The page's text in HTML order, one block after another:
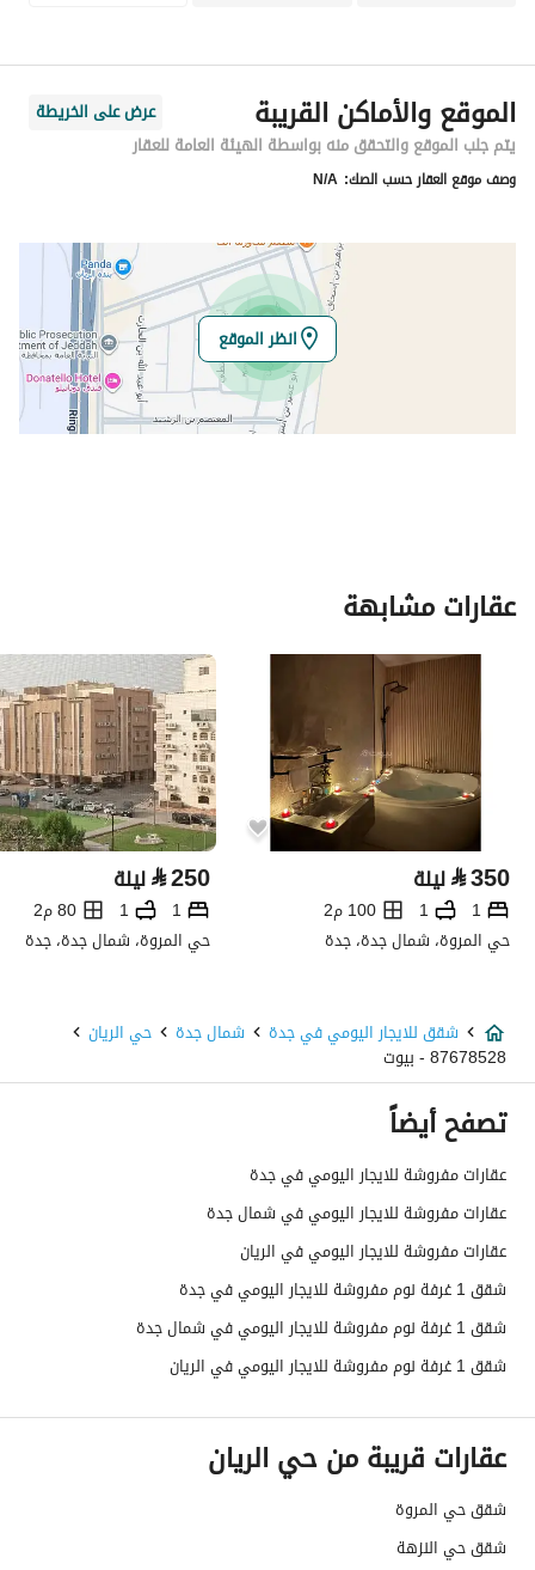
الموقع والأماكن القريبة
عرض على الخريطة
يتم جلب الموقع والتحقق منه بواسطة الهيئة العامة للعقار
وصف موقع العقار حسب الصك: N/A
انظر الموقع
عقارات مشابهة
⃁350 ليلة
1
1
100 م2
حي المروة، شمال جدة، جدة
⃁250 ليلة
1
1
80 م2
حي المروة، شمال جدة، جدة
شقق للايجار اليومي في جدة شمال جدة حي الريان
87678528 - بيوت
تصفح أيضاً
عقارات مفروشة للايجار اليومي في جدة
عقارات مفروشة للايجار اليومي في شمال جدة
عقارات مفروشة للايجار اليومي في الريان
شقق 1 غرفة نوم مفروشة للايجار اليومي في جدة
شقق 1 غرفة نوم مفروشة للايجار اليومي في شمال جدة
شقق 1 غرفة نوم مفروشة للايجار اليومي في الريان
عقارات قريبة من حي الريان
شقق حي المروة
شقق حي النزهة